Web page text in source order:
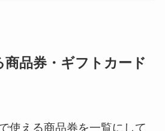
品券・ギフトカード
使える商品券を一覧にして